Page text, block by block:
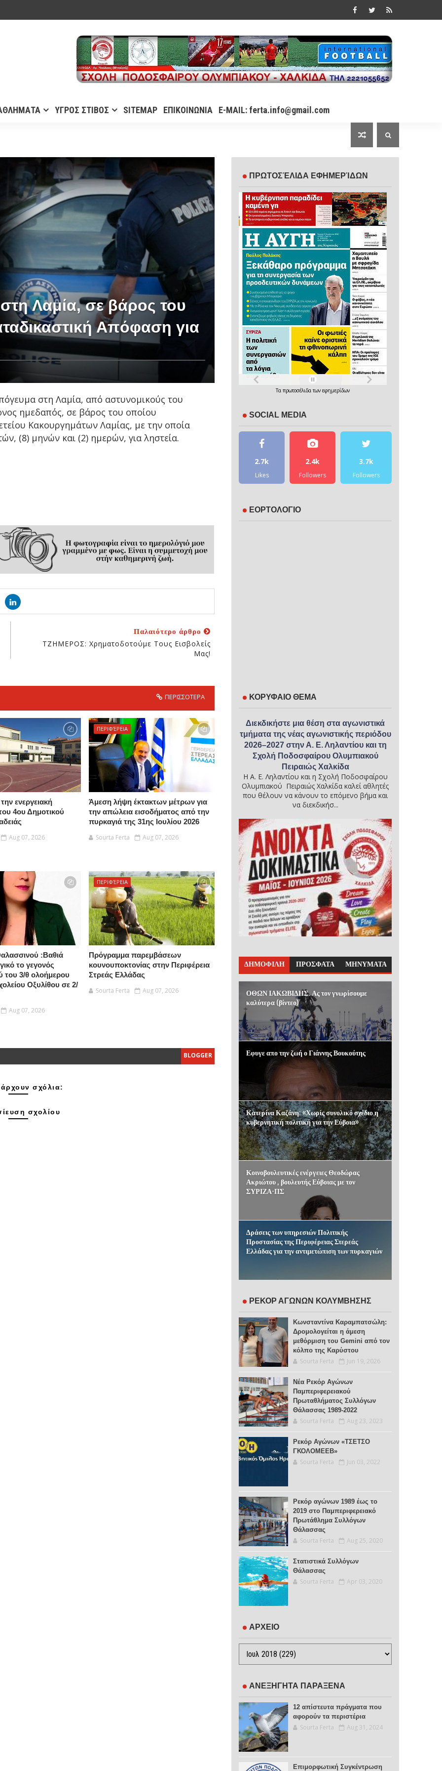
ΥΓΡΟΣ ΣΤΙΒΟΣ SITEMAP ΕΠΙΚΟΙΝΩΝΙΑ E-MAIL: ferta.info@gmail.com
Λαμία, σε βάρος του
Απόφαση για
στη Λαμία, από αστυνομικούς του
ημεδαπός, σε βάρος του οποίου
Κακουργημάτων Λαμίας, με την οποία
(8) μηνών και (2) ημερών, για ληστεία.
Παλαιότερο άρθρο
ΤΖΗΜΕΡΟΣ: Χρηματοδοτούμε Τους Εισβολείς
Μας!
ΠΕΡΙΣΣΟΤΕΡΑ
ενεργειακή
4ου Δημοτικού
Aug 07, 2026
ΠΕΡΙΦΈΡΕΙΑ
Άμεση λήψη έκτακτων μέτρων για
την απώλεια εισοδήματος από την
πυρκαγιά της 31ης Ιουλίου 2026
Sourta Ferta
Aug 07, 2026
:Βαθιά
το γεγονός
του 3/θ ολοήμερου
Οξυλίθου σε 2/
Aug 07, 2026
ΠΕΡΙΦΈΡΕΙΑ
Πρόγραμμα παρεμβάσεων
κουνουποκτονίας στην Περιφέρεια
Στρεάς Ελλάδας
Sourta Ferta
Aug 07, 2026
BLOGGER
σχόλια:
σχολίου
ΠΡΩΤΟΣΈΛΙΔΑ ΕΦΗΜΕΡΊΔΩΝ
Τα πρωτοσέλιδατων εφημερίδων
SOCIAL MEDIA
2.7k
Likes
2.4k
Followers
3.7k
Followers
ΕΟΡΤΟΛΟΓΙΟ
ΚΟΡΥΦΑΙΟ ΘΕΜΑ
Διεκδικήστε μια θέση στα αγωνιστικά
τμήματα της νέας αγωνιστικής περιόδου
2026–2027 στην Α. Ε. Ληλαντίου και τη
Σχολή Ποδοσφαίρου Ολυμπιακού
Πειραιώς Χαλκίδα
Η Α. Ε. Ληλαντίου και η Σχολή Ποδοσφαίρου
Ολυμπιακού Πειραιώς Χαλκίδα καλεί αθλητές
που θέλουν να κάνουν το επόμενο βήμα και
να διεκδικήσ...
ΔΗΜΟΦΙΛΗ ΠΡΟΣΦΑΤΑ ΜΗΝΥΜΑΤΑ
ΟΘΩΝ ΙΑΚΩΒΙΔΗΣ. Ας τον γνωρίσουμε
καλύτερα (βίντεο)
Εφυγε απο την ζωή ο Γιάννης Βουκούτης
Κατερίνα Καζάνη: «Χωρίς συνολικό σχέδιο η
κυβερνητική πολιτική για την Εύβοια»
Κοινοβουλευτικές ενέργειες Θεοδώρας
Ακριώτου , βουλευτής Εύβοιας με τον
ΣΥΡΙΖΑ-ΠΣ
Δράσεις των υπηρεσιών Πολιτικής
Προστασίας της Περιφέρειας Στερεάς
Ελλάδας για την αντιμετώπιση των πυρκαγιών
ΡΕΚΟΡ ΑΓΩΝΩΝ ΚΟΛΥΜΒΗΣΗΣ
Κωνσταντίνα Καραμπατσώλη:
Δρομολογείται η άμεση
μεθόρμιση του Gemini από τον
κόλπο της Καρύστου
Sourta Ferta Jun 19, 2026
Νέα Ρεκόρ Αγώνων
Παμπεριφερειακού
Πρωταθλήματος Συλλόγων
Θάλασσας 1989-2022
Sourta Ferta Aug 23, 2023
Ρεκόρ Αγώνων «ΤΣΕΤΣΟ
ΓΚΟΛΟΜΕΕΒ»
Sourta Ferta Jun 03, 2022
Ρεκόρ αγώνων 1989 έως το
2019 στο Παμπεριφερειακό
Πρωτάθλημα Συλλόγων
Θάλασσας
Sourta Ferta Aug 25, 2020
Στατιστικά Συλλόγων
Θάλασσας
Sourta Ferta Apr 03, 2020
ΑΡΧΕΙΟ
ΑΝΕΞΗΓΗΤΑ ΠΑΡΑΞΕΝΑ
12 απίστευτα πράγματα που
αφορούν τα περιστέρια
Sourta Ferta Aug 31, 2024
Επιμορφωτική Συγκέντρωση